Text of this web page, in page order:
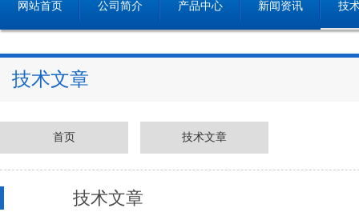
网站首页 公司简介 产品中心 新闻资讯 技
技术文章
首页 技术文章
技术文章